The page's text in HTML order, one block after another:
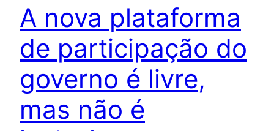
A nova plataforma
de participação do
governo é livre,
mas não é